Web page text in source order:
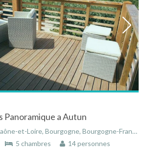
Panoramique a Autun
Loire, Bourgogne, Bourgogne-Franche-Comté, France
5 chambres 14 personnes